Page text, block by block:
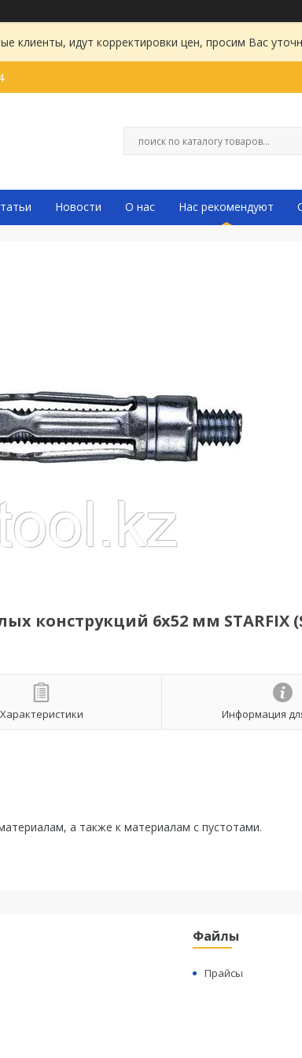
клиенты, идут корректировки цен, просим Вас
Новости О нас Нас рекомендуют
конструкций 6х52 мм STARFIX
Характеристики Информация
а также к материалам с пустотами.
Файлы
Прайсы